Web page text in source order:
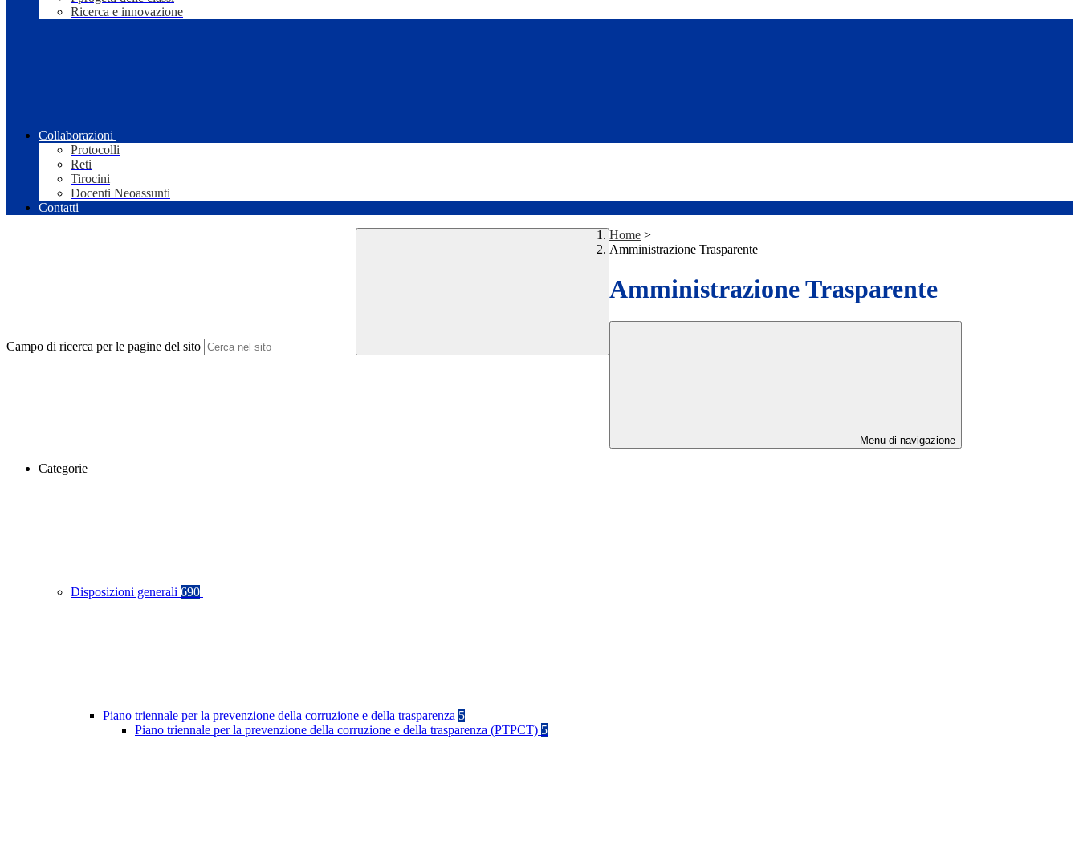
Ricerca e innovazione
Collaborazioni
Protocolli
Reti
Tirocini
Docenti Neoassunti
Contatti
Campo di ricerca per le pagine del sito
Home >
Amministrazione Trasparente
Amministrazione Trasparente
Menu di navigazione
Categorie
Disposizioni generali 690
Piano triennale per la prevenzione della corruzione e della trasparenza 5
Piano triennale per la prevenzione della corruzione e della trasparenza (PTPCT) 5